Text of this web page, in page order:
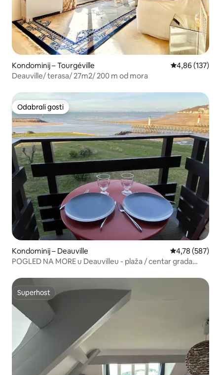
Kondominij – Tourgéville Prosječna
4,86 (137)
Deauville/ terasa/ 27m2/ 200 m od mora
Odabrali gosti
Odabrali gosti
Kondominij – Deauville Prosječna
4,78 (587)
POGLED NA MORE u Deauvilleu - plaža / centar grada
Superhost
Superhost